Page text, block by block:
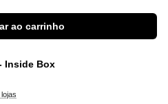
ao carrinho
Inside Box